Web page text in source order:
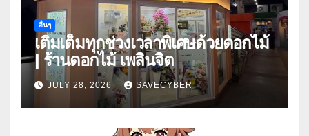
อื่นๆ
เติมเต็มทุกช่วงเวลาพิเศษด้วยดอกไม้
| ร้านดอกไม้ เพลินจิต
JULY 28, 2026 SAVECYBER